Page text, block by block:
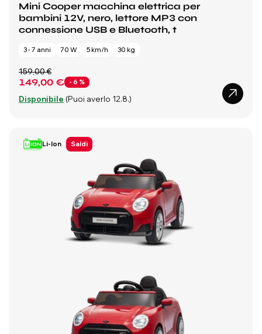
Mini Cooper macchina elettrica per
bambini 12V, nero, lettore MP3 con
connessione USB e Bluetooth, t
3 - 7 anni 70 W 5 km/h 30 kg
149,00 € - 6 %
159,00 €
Disponibile (Puoi averlo 12.8.)
Li-Ion Saldi